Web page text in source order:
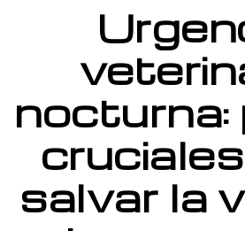
nocturna:
salvar la